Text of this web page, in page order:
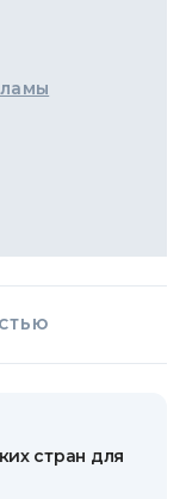
стран для